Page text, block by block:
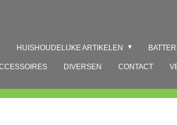
HUISHOUDELIJKE ARTIKELEN
DIVERSEN CONTACT